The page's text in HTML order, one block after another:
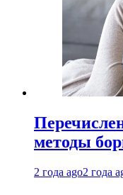
методы
2 года ago2 года